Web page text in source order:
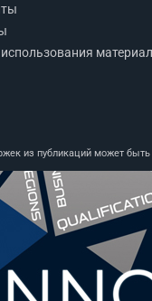
из публикаций может